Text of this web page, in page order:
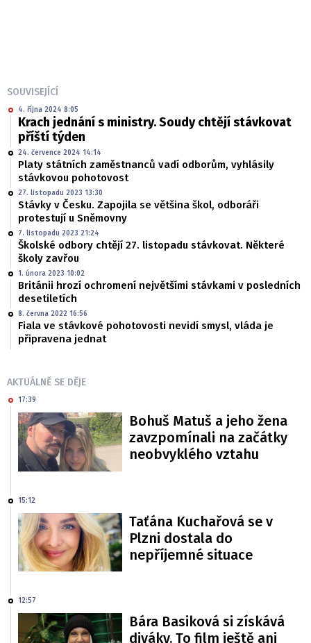
SOUVISEJÍCÍ
4. října 2024 8:05
Krach jednání s ministry. Soudy chtějí stávkovat
příští týden
24. července 2024 14:14
Platy státních zaměstnanců vadí odborům, vyhlásily
stávkovou pohotovost
27. listopadu 2023 13:30
Stávky v Česku. Zapojila se většina škol, odboráři
protestují u Sněmovny
7. listopadu 2023 21:24
Školské odbory chtějí 27. listopadu stávkovat. Některé
školy zavřou
1. února 2023 10:02
Británii hrozí ochromení největšími stávkami v posledních
desetiletích
8. června 2022 16:56
Fiala ve stávkové pohotovosti nevidí smysl, vláda je
připravena jednat
AKTUÁLNĚ SE DĚJE
17:39
Bohuš Matuš a jeho žena
zavzpomínali na začátky
neobvyklého vztahu
15:12
Taťána Kuchařová se v
Plzni dostala do
nepříjemné situace
12:57
Bára Basiková si získává
diváky. To film ještě ani